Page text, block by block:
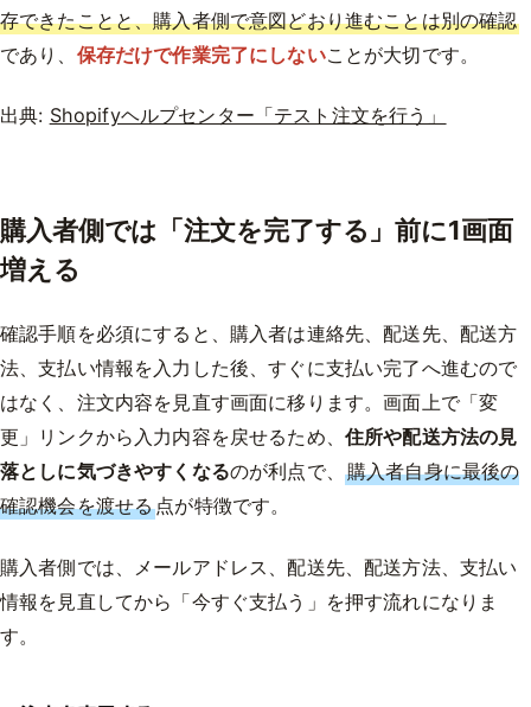
存できたことと、購入者側で意図どおり進むことは別の確認
であり、 保存だけで作業完了にしないことが大切です。
出典: Shopifyヘルプセンター「テスト注文を行う」
購入者側では「注文を完了する」前に1画面
増える
確認手順を必須にすると、購入者は連絡先、配送先、配送方
法、支払い情報を入力した後、すぐに支払い完了へ進むので
はなく、注文内容を見直す画面に移ります。画面上で「変
更」リンクから入力内容を戻せるため、 住所や配送方法の見
落としに気づきやすくなるのが利点で、 購入者自身に最後の
確認機会を渡せる点が特徴です。
購入者側では、メールアドレス、配送先、配送方法、支払い
情報を見直してから「今すぐ支払う」を押す流れになりま
す。